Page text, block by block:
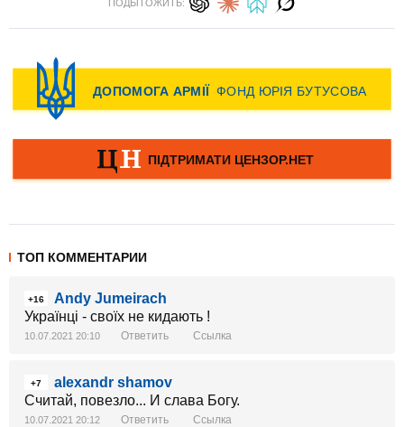
ПОДЫТОЖИТЬ:
ТОП КОММЕНТАРИИ
+16
Andy Jumeirach
Українці - своїх не кидають !
10.07.2021 20:10 Ответить Ссылка
+7
alexandr shamov
Считай, повезло... И слава Богу.
10.07.2021 20:12 Ответить Ссылка